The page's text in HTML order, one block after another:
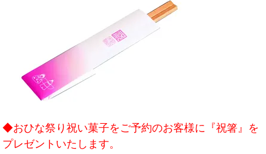
◆おひな祭り祝い菓子をご予約のお客様に『祝箸』を
プレゼントいたします。